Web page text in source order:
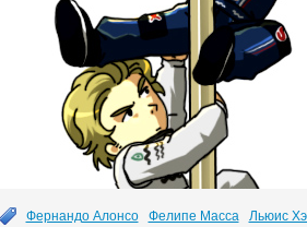
Фернандо Алонсо Фелипе Масса
Льюис